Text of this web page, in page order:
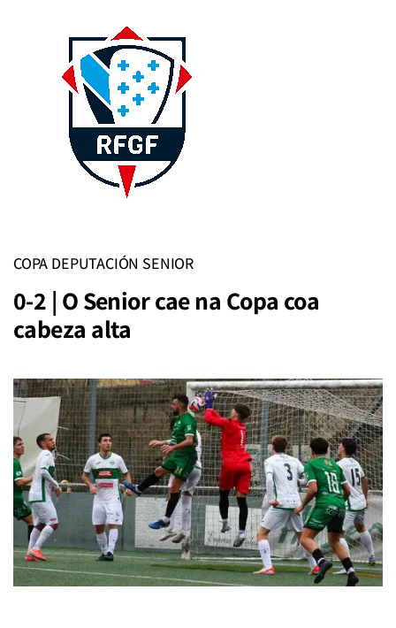
COPA DEPUTACIÓN SENIOR
0-2 | O Senior cae na Copa coa
cabeza alta